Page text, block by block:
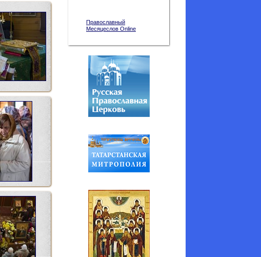
Православный
Месяцеслов Online